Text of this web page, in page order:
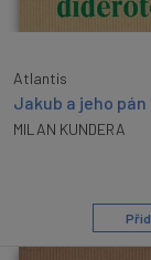
Atlantis
Jakub a jeho pán
MILAN KUNDERA